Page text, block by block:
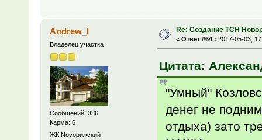
Andrew_I
Владелец участка
Сообщений: 336
Карма: 6
ЖК Novoрижский
Re: Создание ТСН
« Ответ #64 : 2017-05-03,
Цитата:
"Умный"
денег не
отдыха) зато